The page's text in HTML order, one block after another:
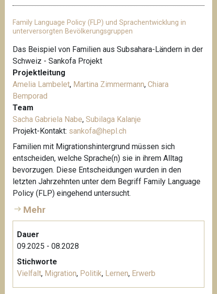
Family Language Policy (FLP) und Sprachentwicklung in
unterversorgten Bevölkerungsgruppen
Das Beispiel von Familien aus Subsahara-Ländern in der
Schweiz - Sankofa Projekt
Projektleitung
Amelia Lambelet, Martina Zimmermann, Chiara
Bemporad
Team
Sacha Gabriela Nabe, Subilaga Kalanje
Projekt-Kontakt: sankofa@hepl.ch
Familien mit Migrationshintergrund müssen sich
entscheiden, welche Sprache(n) sie in ihrem Alltag
bevorzugen. Diese Entscheidungen wurden in den
letzten Jahrzehnten unter dem Begriff Family Language
Policy (FLP) eingehend untersucht.
Mehr
Dauer
09.2025 - 08.2028
Stichworte
Vielfalt, Migration, Politik, Lernen, Erwerb